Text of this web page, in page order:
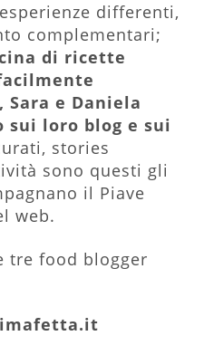
differenti,
complementari;
di ricette
e Daniela
sui loro blog e sui
stories
sono questi gli
il Piave
web.
tre food blogger